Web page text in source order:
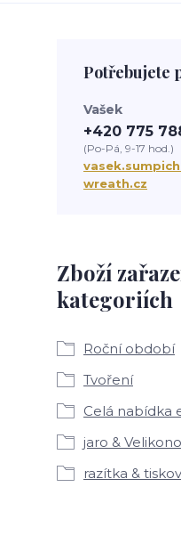
Zboží
kategoriích
Roční období
Tvoření
Celá nabídka
jaro &
razítka &
Potřebujete
Vašek
+420 775
(Po-Pá, 9-17 hod.)
wreath.cz